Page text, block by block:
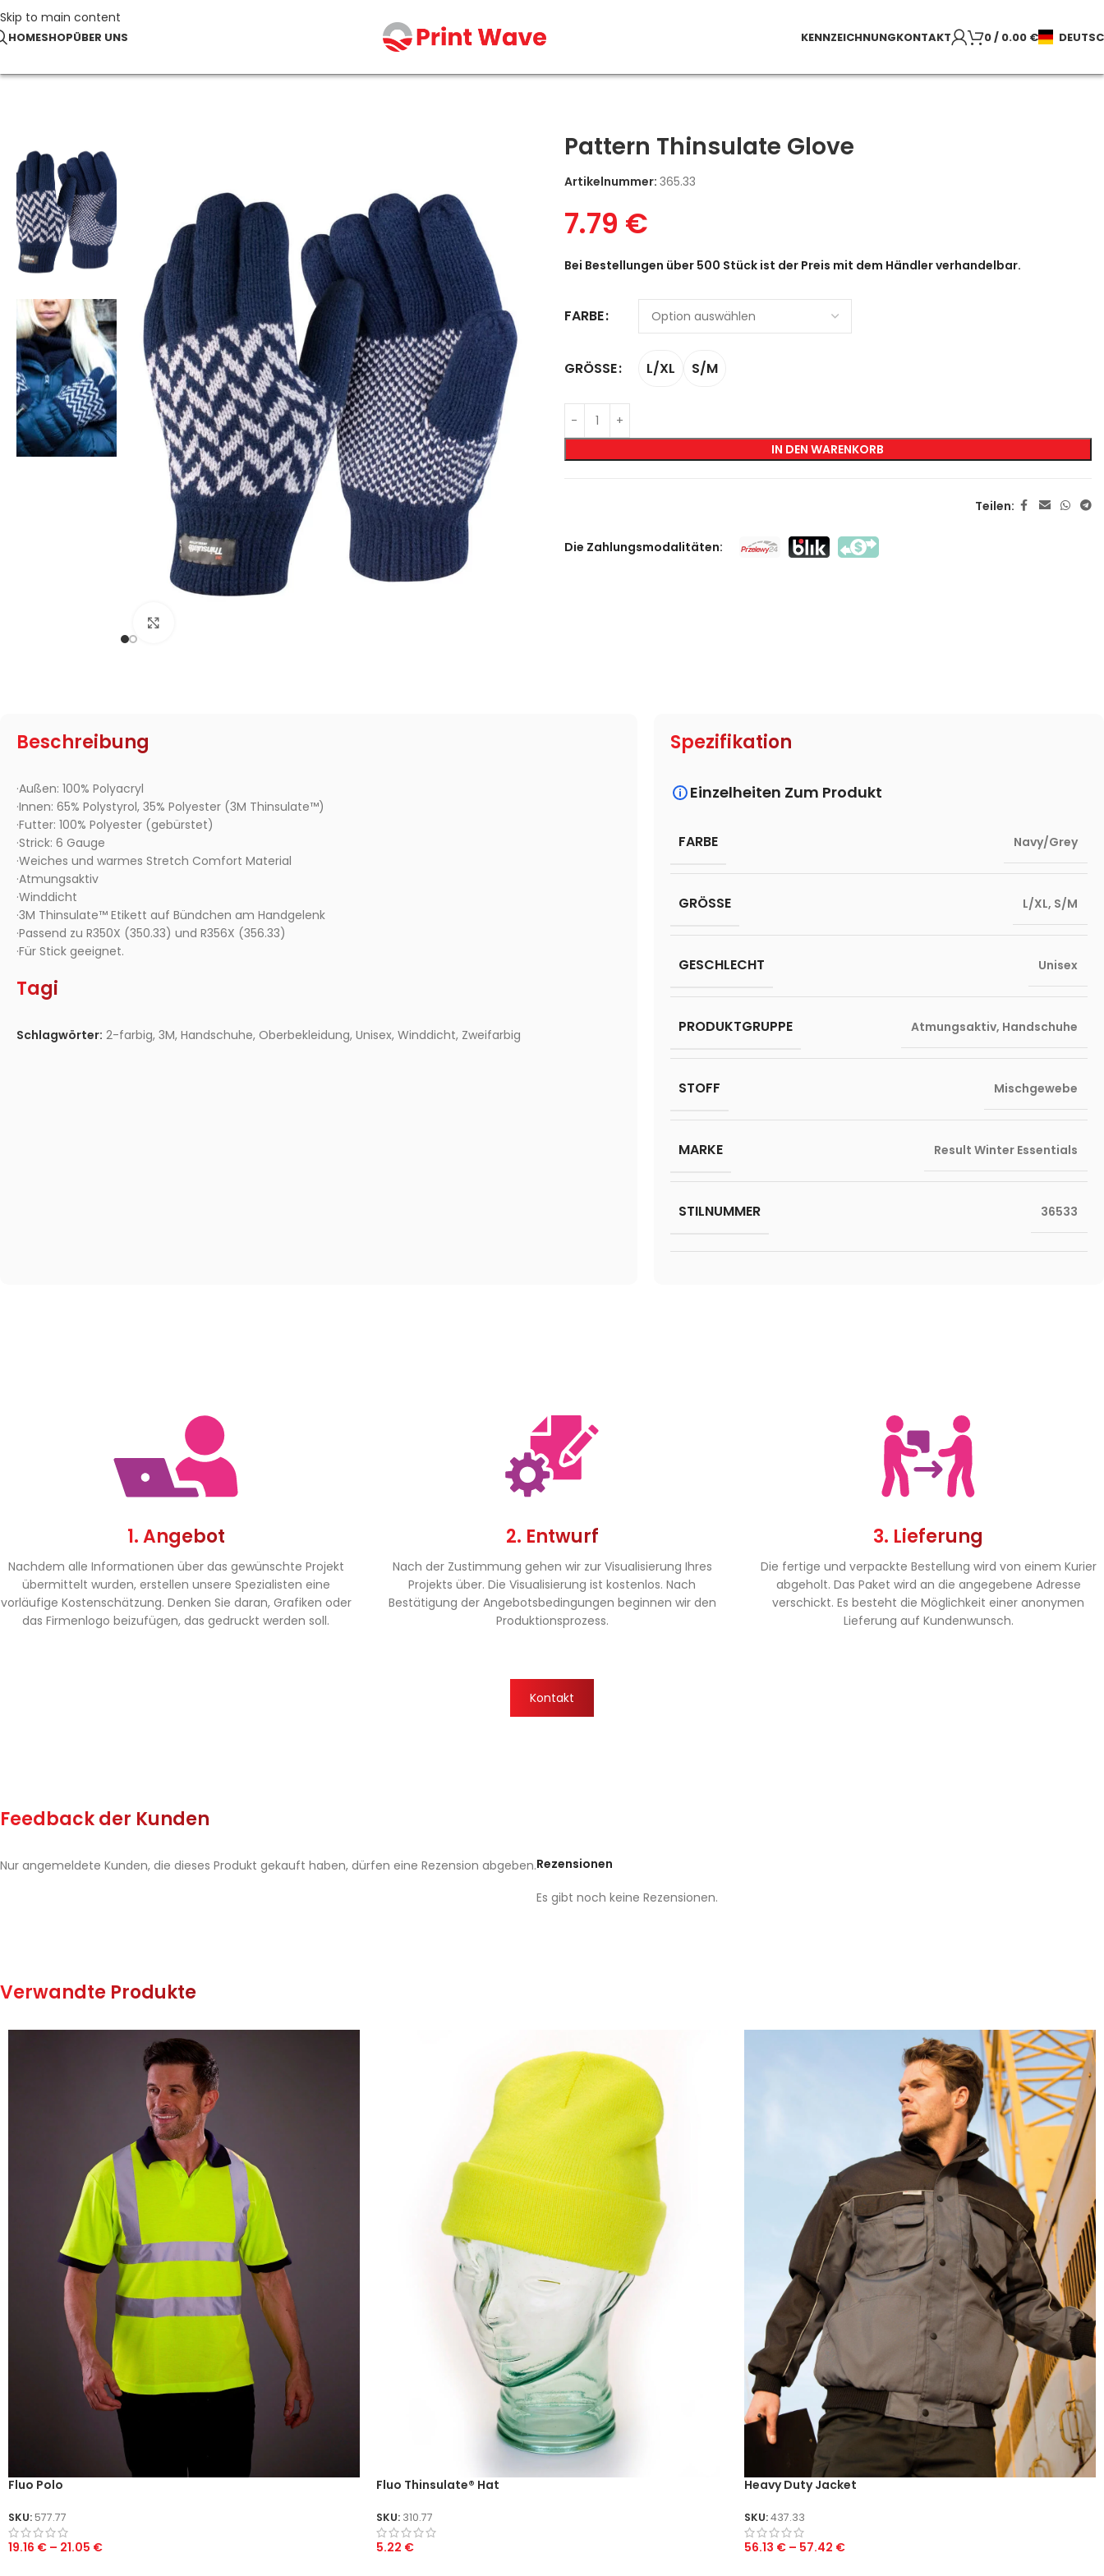
Skip to main content
HOMESHOPÜBER UNS KENNZEICHNUNG
Transfer-Siebdruck
Flex / Flock
KONTAKT 0/ 0.00 €
Pattern Thinsulate Glove
Artikelnummer: 365.33
7.79 €
Bei Bestellungen über 500 Stück ist der Preis mit dem Händler verhandelbar.
FARBE
GRÖSSE L/XL S/M
IN DEN WARENKORB
Teilen:
Die Zahlungsmodalitäten:
Beschreibung
·Außen: 100% Polyacryl
·Innen: 65% Polystyrol, 35% Polyester (3M Thinsulate™)
·Futter: 100% Polyester (gebürstet)
·Strick: 6 Gauge
·Weiches und warmes Stretch Comfort Material
·Atmungsaktiv
·Winddicht
·3M Thinsulate™ Etikett auf Bündchen am Handgelenk
·Passend zu R350X (350.33) und R356X (356.33)
·Für Stick geeignet.
Tagi
Schlagwörter: 2-farbig, 3M, Handschuhe, Oberbekleidung, Unisex, Winddicht, Zweifarbig
Spezifikation
Einzelheiten Zum Produkt
FARBE Navy/Grey
GRÖSSE L/XL, S/M
GESCHLECHT Unisex
PRODUKTGRUPPE Atmungsaktiv, Handschuhe
STOFF Mischgewebe
MARKE Result Winter Essentials
STILNUMMER 36533
1. Angebot
Nachdem alle Informationen über das gewünschte Projekt
übermittelt wurden, erstellen unsere Spezialisten eine
vorläufige Kostenschätzung. Denken Sie daran, Grafiken oder
das Firmenlogo beizufügen, das gedruckt werden soll.
2. Entwurf
Nach der Zustimmung gehen wir zur Visualisierung Ihres
Projekts über. Die Visualisierung ist kostenlos. Nach
Bestätigung der Angebotsbedingungen beginnen wir den
Produktionsprozess.
3. Lieferung
Die fertige und verpackte Bestellung wird von einem Kurier
abgeholt. Das Paket wird an die angegebene Adresse
verschickt. Es besteht die Möglichkeit einer anonymen
Lieferung auf Kundenwunsch.
Kontakt
Feedback der Kunden
Rezensionen
Es gibt noch keine Rezensionen.
Nur angemeldete Kunden, die dieses Produkt gekauft haben, dürfen eine Rezension abgeben.
Verwandte Produkte
Fluo Polo
SKU:577.77
19.16 € – 21.05 €
Fluo Thinsulate® Hat
SKU: 310.77
5.22 €
Heavy Duty Jacket
SKU:437.33
56.13 € – 57.42 €